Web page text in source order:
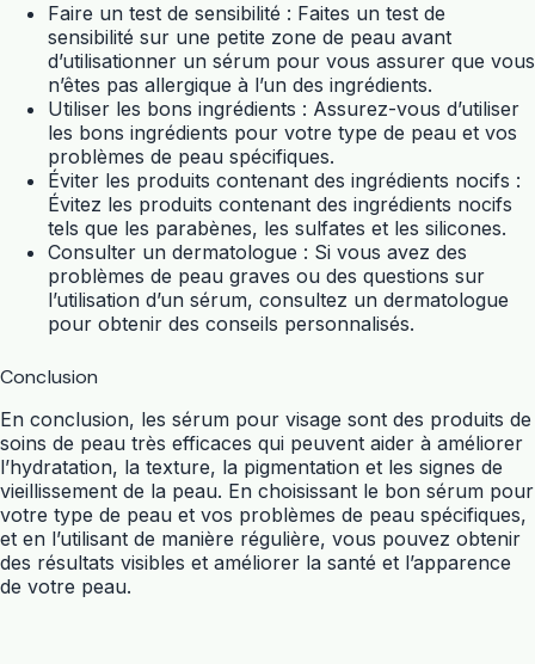
Faire un test de sensibilité : Faites un test de
sensibilité sur une petite zone de peau avant
d’utilisationner un sérum pour vous assurer que vous
n’êtes pas allergique à l’un des ingrédients.
Utiliser les bons ingrédients : Assurez-vous d’utiliser
les bons ingrédients pour votre type de peau et vos
problèmes de peau spécifiques.
Éviter les produits contenant des ingrédients nocifs :
Évitez les produits contenant des ingrédients nocifs
tels que les parabènes, les sulfates et les silicones.
Consulter un dermatologue : Si vous avez des
problèmes de peau graves ou des questions sur
l’utilisation d’un sérum, consultez un dermatologue
pour obtenir des conseils personnalisés.
Conclusion
En conclusion, les sérum pour visage sont des produits de
soins de peau très efficaces qui peuvent aider à améliorer
l’hydratation, la texture, la pigmentation et les signes de
vieillissement de la peau. En choisissant le bon sérum pour
votre type de peau et vos problèmes de peau spécifiques,
et en l’utilisant de manière régulière, vous pouvez obtenir
des résultats visibles et améliorer la santé et l’apparence
de votre peau.